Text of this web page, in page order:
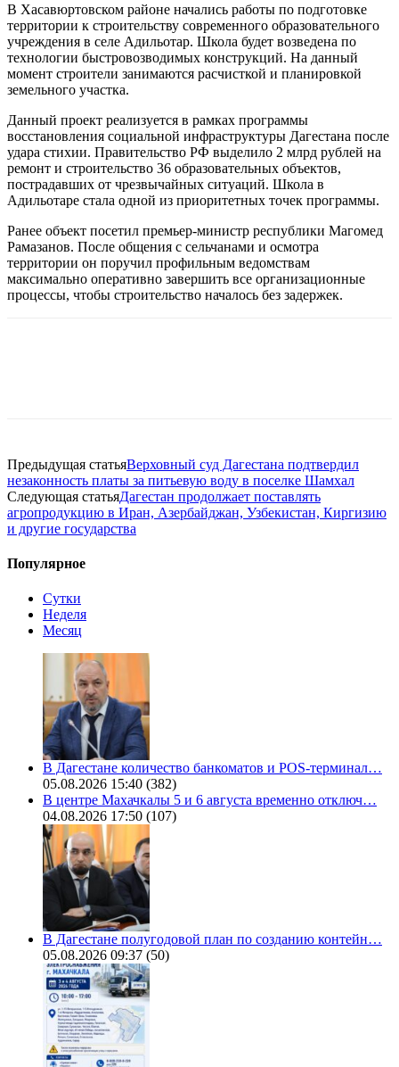
В Хасавюртовском районе начались работы по подготовке
территории к строительству современного образовательного
учреждения в селе Адильотар. Школа будет возведена по
технологии быстровозводимых конструкций. На данный
момент строители занимаются расчисткой и планировкой
земельного участка.
Данный проект реализуется в рамках программы
восстановления социальной инфраструктуры Дагестана после
удара стихии. Правительство РФ выделило 2 млрд рублей на
ремонт и строительство 36 образовательных объектов,
пострадавших от чрезвычайных ситуаций. Школа в
Адильотаре стала одной из приоритетных точек программы.
Ранее объект посетил премьер-министр республики Магомед
Рамазанов. После общения с сельчанами и осмотра
территории он поручил профильным ведомствам
максимально оперативно завершить все организационные
процессы, чтобы строительство началось без задержек.
Предыдущая статьяВерховный суд Дагестана подтвердил
незаконность платы за питьевую воду в поселке Шамхал
Следующая статьяДагестан продолжает поставлять
агропродукцию в Иран, Азербайджан, Узбекистан, Киргизию
и другие государства
Популярное
Сутки
Неделя
Месяц
В Дагестане количество банкоматов и POS-терминал…
05.08.2026 15:40 (382)
В центре Махачкалы 5 и 6 августа временно отключ…
04.08.2026 17:50 (107)
В Дагестане полугодовой план по созданию контейн…
05.08.2026 09:37 (50)